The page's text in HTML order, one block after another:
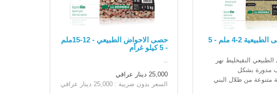
بورما الحصى الطبيعية 2-4 ملم - 5
الطبيعي النقيخليط نهر
مدورة بشكل
متنوعة من ظلال البني
حصى الاحواض الطبيعي - 12-15ملم
- 5 كيلو غرام
..
25,000 دينار عراقي
السعر بدون ضريبة : 25,000 دينار عراقي